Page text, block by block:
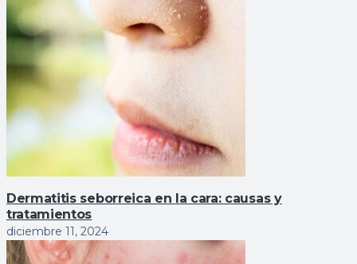
Dermatitis seborreica en la cara: causas y
tratamientos
diciembre 11, 2024